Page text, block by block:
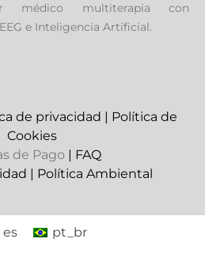
médico multiterapia con
e Inteligencia Artificial.
de privacidad | Política de
Cookies
de Pago | FAQ
| Política Ambiental
es pt_br